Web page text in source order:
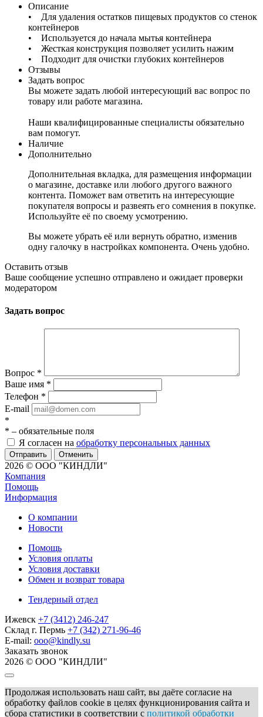
Описание
• Для удаления остатков пищевых продуктов со стенок
контейнеров
• Используется до начала мытья контейнера
• Жесткая конструкция позволяет усилить нажим
• Подходит для очистки глубоких контейнеров
Отзывы
Задать вопрос
Вы можете задать любой интересующий вас вопрос по
товару или работе магазина.
Наши квалифицированные специалисты обязательно
вам помогут.
Наличие
Дополнительно
Дополнительная вкладка, для размещения информации
о магазине, доставке или любого другого важного
контента. Поможет вам ответить на интересующие
покупателя вопросы и развеять его сомнения в покупке.
Используйте её по своему усмотрению.
Вы можете убрать её или вернуть обратно, изменив
одну галочку в настройках компонента. Очень удобно.
Оставить отзыв
Ваше сообщение успешно отправлено и ожидает проверки
модератором
Задать вопрос
Вопрос *
Ваше имя *
Телефон *
E-mail
*
* – обязательные поля
Я согласен на обработку персональных данных
Отменить
2026 © ООО "КИНДЛИ"
Компания
Помощь
Информация
О компании
Новости
Помощь
Условия оплаты
Условия доставки
Обмен и возврат товара
Тендерный отдел
Ижевск +7 (3412) 246-247
Склад г. Пермь +7 (342) 271-96-46
E-mail: ooo@kindly.su
Заказать звонок
2026 © ООО "КИНДЛИ"
Продолжая использовать наш сайт, вы даёте согласие на
обработку файлов cookie в целях функционирования сайта и
сбора статистики в соответствии с политикой обработки